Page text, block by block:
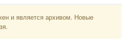
и является архивом. Новые